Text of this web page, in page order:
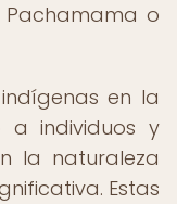
o
en la
a individuos y
la naturaleza
Estas